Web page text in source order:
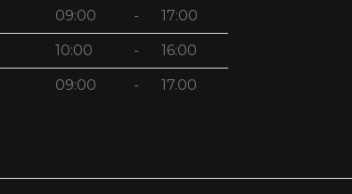
09:00 - 17:00
10:00 - 16:00
09:00 - 17.00